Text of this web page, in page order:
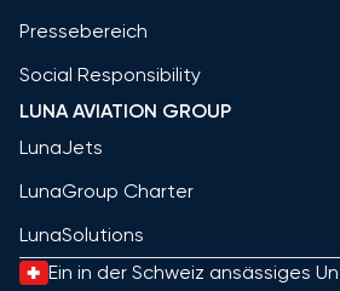
Pressebereich
Social Responsibility
LUNA AVIATION GROUP
LunaJets
LunaGroup Charter
LunaSolutions
Ein in der Schweiz ansässiges